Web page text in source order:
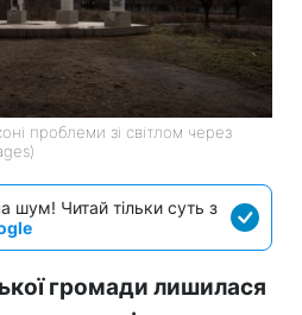
проблеми зі світлом через
шум! Читай тільки суть з
громади лишилася